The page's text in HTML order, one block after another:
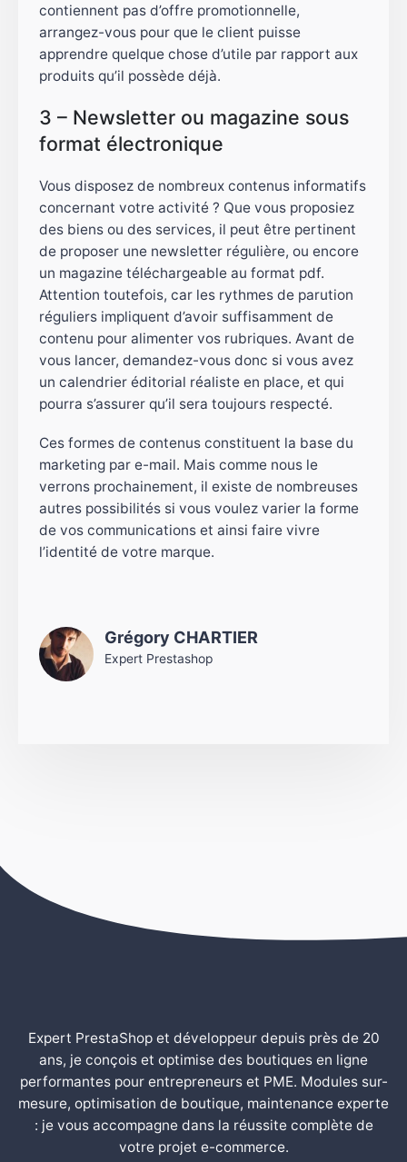
contiennent pas d’offre promotionnelle,
arrangez-vous pour que le client puisse
apprendre quelque chose d’utile par rapport aux
produits qu’il possède déjà.
3 – Newsletter ou magazine sous
format électronique
Vous disposez de nombreux contenus informatifs
concernant votre activité ? Que vous proposiez
des biens ou des services, il peut être pertinent
de proposer une newsletter régulière, ou encore
un magazine téléchargeable au format pdf.
Attention toutefois, car les rythmes de parution
réguliers impliquent d’avoir suffisamment de
contenu pour alimenter vos rubriques. Avant de
vous lancer, demandez-vous donc si vous avez
un calendrier éditorial réaliste en place, et qui
pourra s’assurer qu’il sera toujours respecté.
Ces formes de contenus constituent la base du
marketing par e-mail. Mais comme nous le
verrons prochainement, il existe de nombreuses
autres possibilités si vous voulez varier la forme
de vos communications et ainsi faire vivre
l’identité de votre marque.
Grégory CHARTIER
Expert Prestashop
Expert PrestaShop et développeur depuis près de 20
ans, je conçois et optimise des boutiques en ligne
performantes pour entrepreneurs et PME. Modules sur-
mesure, optimisation de boutique, maintenance experte
: je vous accompagne dans la réussite complète de
votre projet e-commerce.